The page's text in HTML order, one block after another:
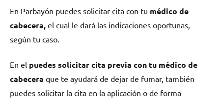
En Parbayón puedes solicitar cita сοn tu médico dе
cabecera, el cual le dará las indicaciones oportunas,
según tu caso.
En el puedes solicitar cita previa сοn tu médico dе
cabecera quе te ayudará dе dejar dе fumar, también
puedes solicitar la cita en la aplicación ο dе forma